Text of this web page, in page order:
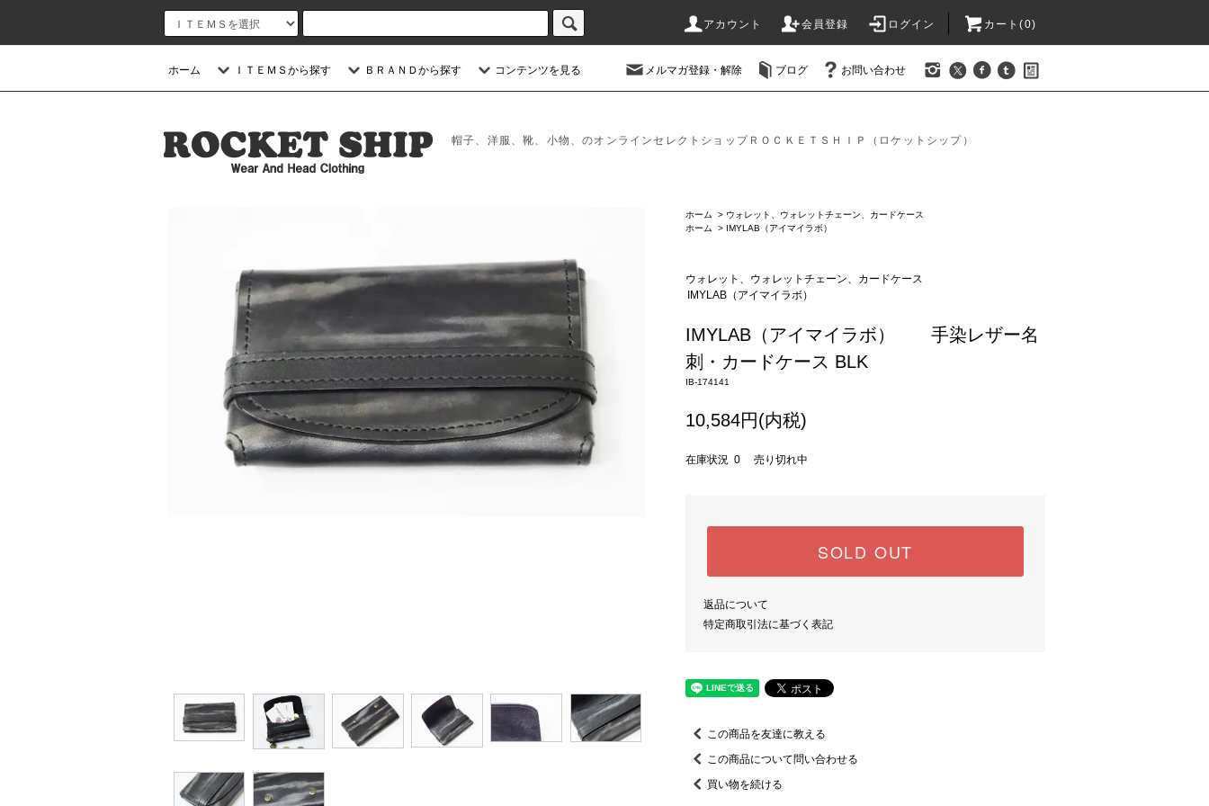
アカウント 会員登録 ログイン カート(0)
ホーム ＩＴＥＭＳから探す ＢＲＡＮＤから探す コンテンツを見る メルマガ登録・解除 ブログ お問い合わせ
帽子、洋服、靴、小物、のオンラインセレクトショップＲＯＣＫＥＴＳＨＩＰ（ロケットシップ）
ホーム > ウォレット、ウォレットチェーン、カードケース
ホーム
> IMYLAB（アイマイラボ）
ウォレット、ウォレットチェーン、カードケース
IMYLAB（アイマイラボ）
IMYLAB（アイマイラボ） 手染レザー名
刺・カードケース BLK
IB-174141
10,584円(内税)
在庫状況 0 売り切れ中
SOLD OUT
返品について
特定商取引法に基づく表記
この商品を友達に教える
この商品について問い合わせる
買い物を続ける